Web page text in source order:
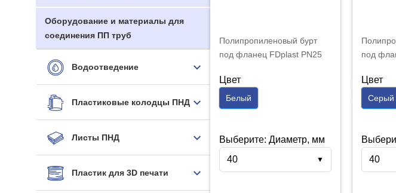
Оборудование и материалы для
соединения ПП труб
Водоотведение
Пластиковые колодцы ПНД
Листы ПНД
Пластик для 3D печати
Полипропиленовый бурт
под фланец FDplast PN25
Цвет
Белый
Выберите: Диаметр, мм
40
▼
под
Цвет
Серый
40